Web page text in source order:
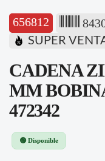
656812
SUPER
CADENA
MM
472342
🟢 Disponible